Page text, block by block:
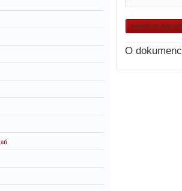
powrót do listy
O